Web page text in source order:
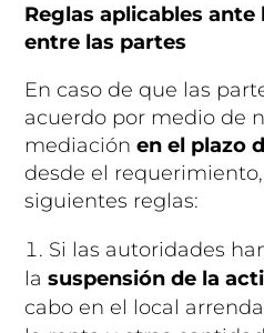
Reglas aplicables
entre las partes
En caso de que las
acuerdo por medio de
mediaciónen el plazo
desde el
siguientes reglas:
Si las autoridades
lasuspensión de la
cabo en el local